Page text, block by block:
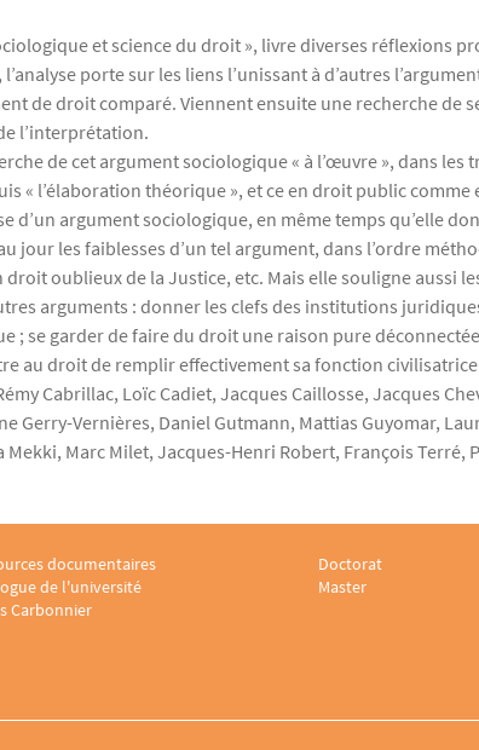
et science du droit », livre diverses réflexions
porte sur les liens l’unissant à d’autres
de droit comparé. Viennent ensuite une recherche de
l’interprétation.
de cet argument sociologique « à l’œuvre », dans les
« l’élaboration théorique », et ce en droit public
d’un argument sociologique, en même temps qu’elle
jour les faiblesses d’un tel argument, dans l’ordre
oublieux de la Justice, etc. Mais elle souligne aussi
arguments : donner les clefs des institutions
; se garder de faire du droit une raison pure
au droit de remplir effectivement sa fonction
Cabrillac, Loïc Cadiet, Jacques Caillosse, Jacques
Gerry-Vernières, Daniel Gutmann, Mattias Guyomar,
Marc Milet, Jacques-Henri Robert, François Terré,
1
footer Laboratoire sociologie juridique 2
documentaires
de l'université
Carbonnier
Menu footer
Doctorat
Master